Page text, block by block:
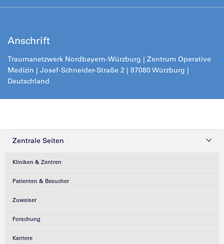
Anschrift
Traumanetzwerk Nordbayern-Würzburg | Zentrum Operative
Medizin | Josef-Schneider-Straße 2 | 97080 Würzburg |
Deutschland
Zentrale Seiten
Kliniken & Zentren
Patienten & Besucher
Zuweiser
Forschung
Karriere